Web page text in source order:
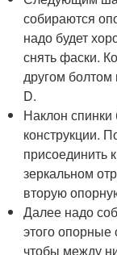
собираются
надо будет
снять фаски.
другом
D.
Наклон спинки
конструкции.
присоединить
зеркальном
вторую
Далее надо
этого опорные
чтобы между